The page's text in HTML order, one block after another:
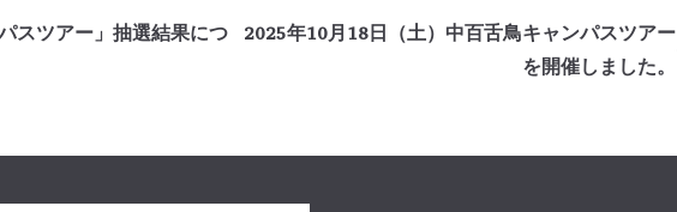
スツアー」抽選結果につ
2025年10月18日（土）中百舌鳥キャンパスツアー
を開催しました。